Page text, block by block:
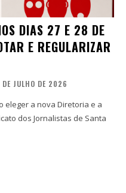
DIAS 27 E 28 DE
E REGULARIZAR
JULHO DE 2026
eleger a nova Diretoria e a
dos Jornalistas de Santa